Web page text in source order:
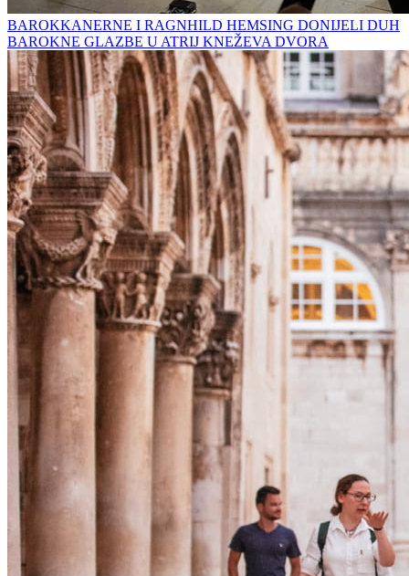
BAROKKANERNE I RAGNHILD HEMSING DONIJELI DUH
BAROKNE GLAZBE U ATRIJ KNEŽEVA DVORA